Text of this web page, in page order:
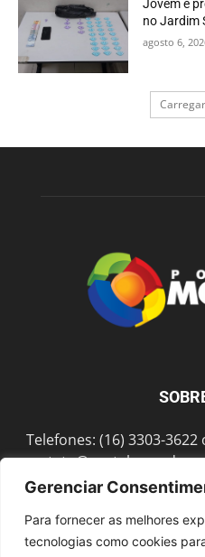
Gerenciar
Para fornecer as melhores
tecnologias como cookies
Jovem é
no Jardim
agosto 6,
Telefones: (16) 3303-3622
Sex das 8h às 18h /